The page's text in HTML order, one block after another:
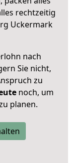
rechtzeitig
Uckermark
nach
Sie nicht,
zu
noch, um
planen.